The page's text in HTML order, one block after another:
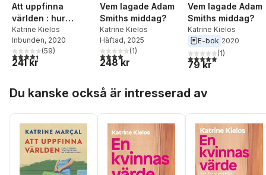
Att uppfinna
världen : hur
historiens största
feltänk satte
käppar i hjulet
Katrine Kielos
Inbunden, 2020
4,4utav 5 stjärnor. Totalt antal röster:
(59)
241 kr
Vem lagade Adam
Smiths middag?
Katrine Kielos
Häftad, 2025
4,0utav 5 stjärnor. Totalt antal röster:
(1)
248 kr
Vem lagade Adam
Smiths middag?
Katrine Kielos
E-bok 2020
5,0utav 5 stjärnor.
(1)
79 kr
Du kanske också är intresserad av